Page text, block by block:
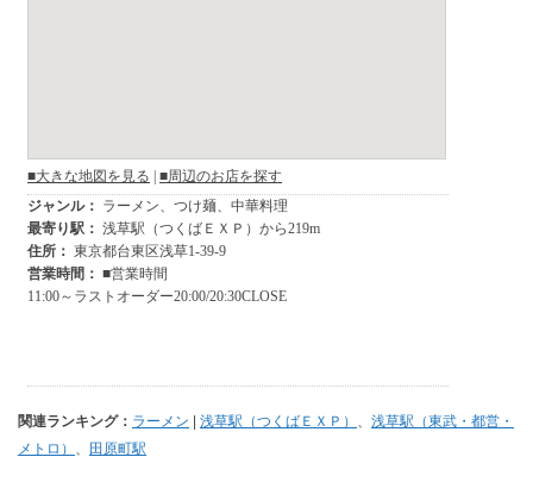
関連ランキング： ラーメン | 浅草駅（つくばＥＸＰ）
浅草駅（東武・都営・
メトロ）
田原町駅